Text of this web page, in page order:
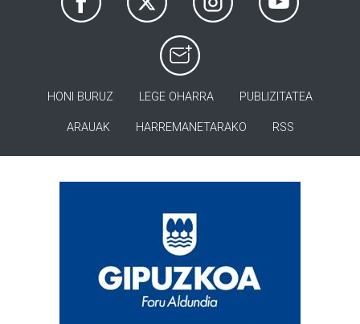
HONI BURUZ LEGE OHARRA PUBLIZITATEA
ARAUAK HARREMANETARAKO RSS